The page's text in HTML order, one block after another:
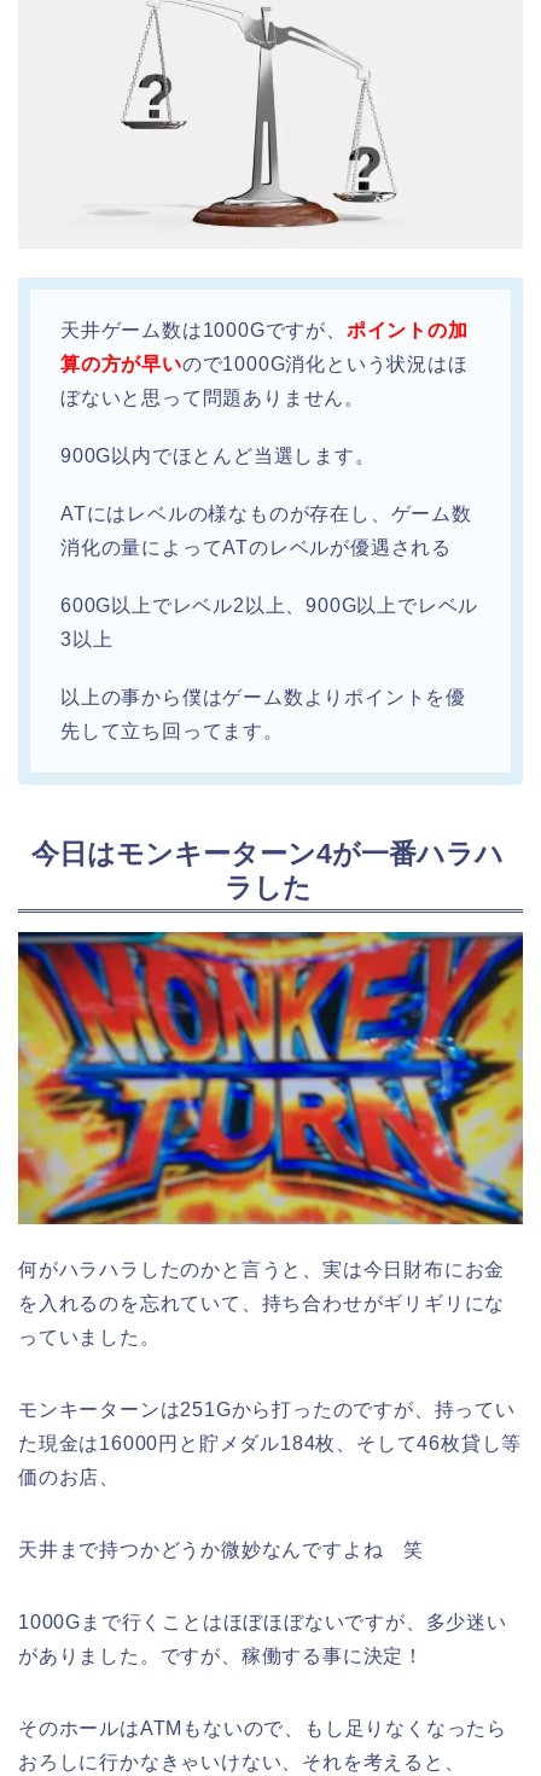
天井ゲーム数は1000Gですが、 ポイントの加
算の方が早いので1000G消化という状況はほ
ぼないと思って問題ありません。
900G以内でほとんど当選します。
ATにはレベルの様なものが存在し、ゲーム数
消化の量によってATのレベルが優遇される
600G以上でレベル2以上、900G以上でレベル
3以上
以上の事から僕はゲーム数よりポイントを優
先して立ち回ってます。
今日はモンキーターン4が一番ハラハ
ラした
何がハラハラしたのかと言うと、実は今日財布にお金
を入れるのを忘れていて、持ち合わせがギリギリにな
っていました。
モンキーターンは251Gから打ったのですが、持ってい
た現金は16000円と貯メダル184枚、そして46枚貸し等
価のお店、
天井まで持つかどうか微妙なんですよね 笑
1000Gまで行くことはほぼほぼないですが、多少迷い
がありました。ですが、稼働する事に決定！
そのホールはATMもないので、もし足りなくなったら
おろしに行かなきゃいけない、それを考えると、